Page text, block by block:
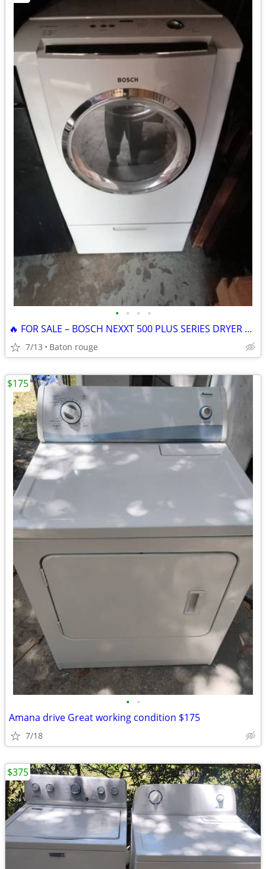
• • • •
🔥 FOR SALE – BOSCH NEXXT 500 PLUS SERIES DRYER 🔥 High-efficiency, s
7/13 Baton rouge
• •
Amana drive Great working condition $175
7/18
$175
$375